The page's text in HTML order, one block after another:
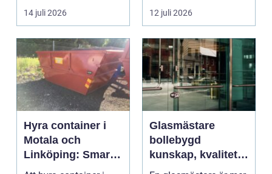
14 juli 2026
umgänge i et...
12 juli 2026
Hyra container i
Motala och
Linköping: Smart
avfallshantering
Glasmästare
bollebygd
kunskap, kvalitet
och smarta